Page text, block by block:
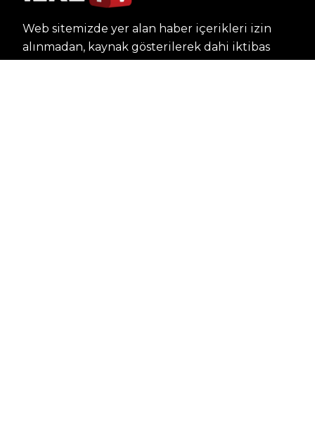
Web sitemizde yer alan haber içerikleri izin
alınmadan, kaynak gösterilerek dahi iktibas